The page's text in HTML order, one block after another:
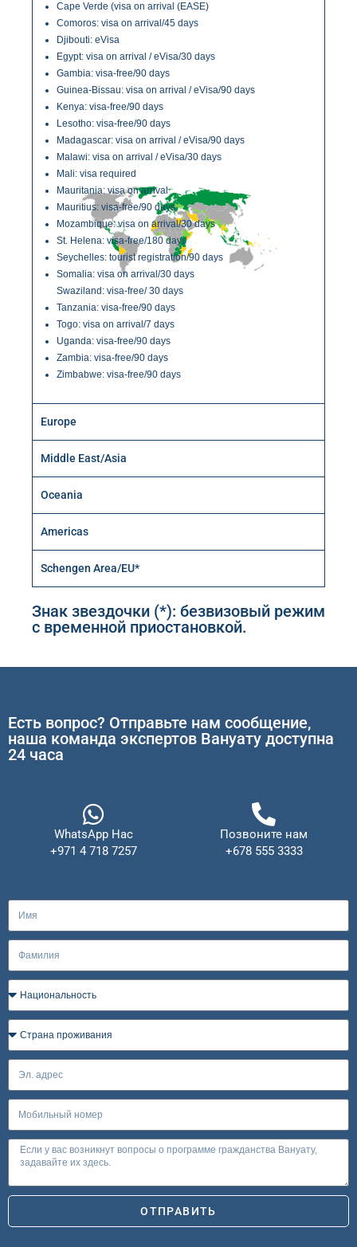
Cape Verde (visa on arrival (EASE)
Comoros: visa on arrival/45 days
Djibouti: eVisa
Egypt: visa on arrival / eVisa/30 days
Gambia: visa-free/90 days
Guinea-Bissau: visa on arrival / eVisa/90 days
Kenya: visa-free/90 days
Lesotho: visa-free/90 days
Madagascar: visa on arrival / eVisa/90 days
Malawi: visa on arrival / eVisa/30 days
Mali: visa required
Mauritania: visa on arrival
Mauritius: visa-free/90 days
Mozambique: visa on arrival/30 days
St. Helena: visa-free/180 days
Seychelles: tourist registration/90 days
Somalia: visa on arrival/30 days
Swaziland: visa-free/ 30 days
Tanzania: visa-free/90 days
Togo: visa on arrival/7 days
Uganda: visa-free/90 days
Zambia: visa-free/90 days
Zimbabwe: visa-free/90 days
Europe
Middle East/Asia
Oceania
Americas
Schengen Area/EU*
Знак звездочки (*): безвизовый режим
с временной приостановкой.
Есть вопрос? Отправьте нам сообщение,
наша команда экспертов Вануату доступна
24 часа
WhatsApp Нас
+971 4 718 7257
Позвоните нам
+678 555 3333
ОТПРАВИТЬ